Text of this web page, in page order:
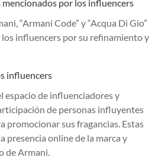
por los influencers
“Armani Code” y “Acqua Di Gio”
influencers por su refinamiento y
influencers
espacio de influenciadores y
de personas influyentes
promocionar sus fragancias. Estas
presencia online de la marca y
de Armani.